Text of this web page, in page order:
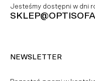
Jesteśmy dostępni w dni
NEWSLETTER